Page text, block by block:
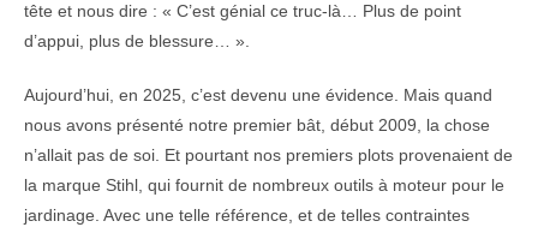
tête et nous dire : « C’est génial ce truc-là… Plus de point
d’appui, plus de blessure… ».
Aujourd’hui, en 2025, c’est devenu une évidence. Mais quand
nous avons présenté notre premier bât, début 2009, la chose
n’allait pas de soi. Et pourtant nos premiers plots provenaient de
la marque Stihl, qui fournit de nombreux outils à moteur pour le
jardinage. Avec une telle référence, et de telles contraintes